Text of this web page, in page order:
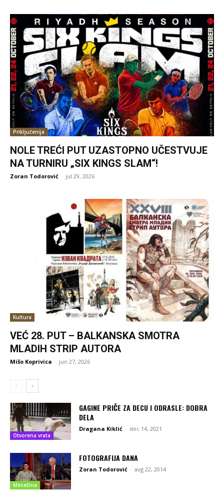
Priključenija
NOLE TREĆI PUT UZASTOPNO UČESTVUJE
NA TURNIRU „SIX KINGS SLAM“!
Zoran Todorović - jul 29, 2026
Kultura
VEĆ 28. PUT – BALKANSKA SMOTRA
MLADIH STRIP AUTORA
Mišo Koprivica - jun 27, 2026
Otvorena vrata
GAGINE PRIČE ZA DECU I ODRASLE: DOBRA
DELA
Dragana Kiklić - dec 14, 2021
Mesečina
FOTOGRAFIJA DANA
Zoran Todorović - avg 22, 2014